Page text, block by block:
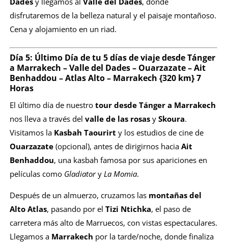
disfrutaremos de la belleza natural y el paisaje montañoso.
Cena y alojamiento en un riad.
Día 5: Último Día de tu 5 días de viaje desde Tánger
a Marrakech – Valle del Dades – Ouarzazate – Ait
Benhaddou – Atlas Alto – Marrakech {320 km} 7
Horas
El último día de nuestro tour desde Tánger a Marrakech
nos lleva a través del valle de las rosasy Skoura.
Visitamos la Kasbah Taourirt y los estudios de cine de
Ouarzazate(opcional), antes de dirigirnos hacia Ait
Benhaddou, una kasbah famosa por sus apariciones en
películas como Gladiatory La Momia.
Después de un almuerzo, cruzamos las montañas del
Alto Atlas, pasando por el Tizi Ntichka, el paso de
carretera más alto de Marruecos, con vistas espectaculares.
Llegamos a Marrakech por la tarde/noche, donde finaliza